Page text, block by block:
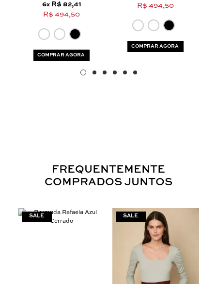
6x R$ 82,41
R$ 494,50
COMPRAR AGORA
R$ 494,50
COMPRAR AGORA
FREQUENTEMENTE
COMPRADOS JUNTOS